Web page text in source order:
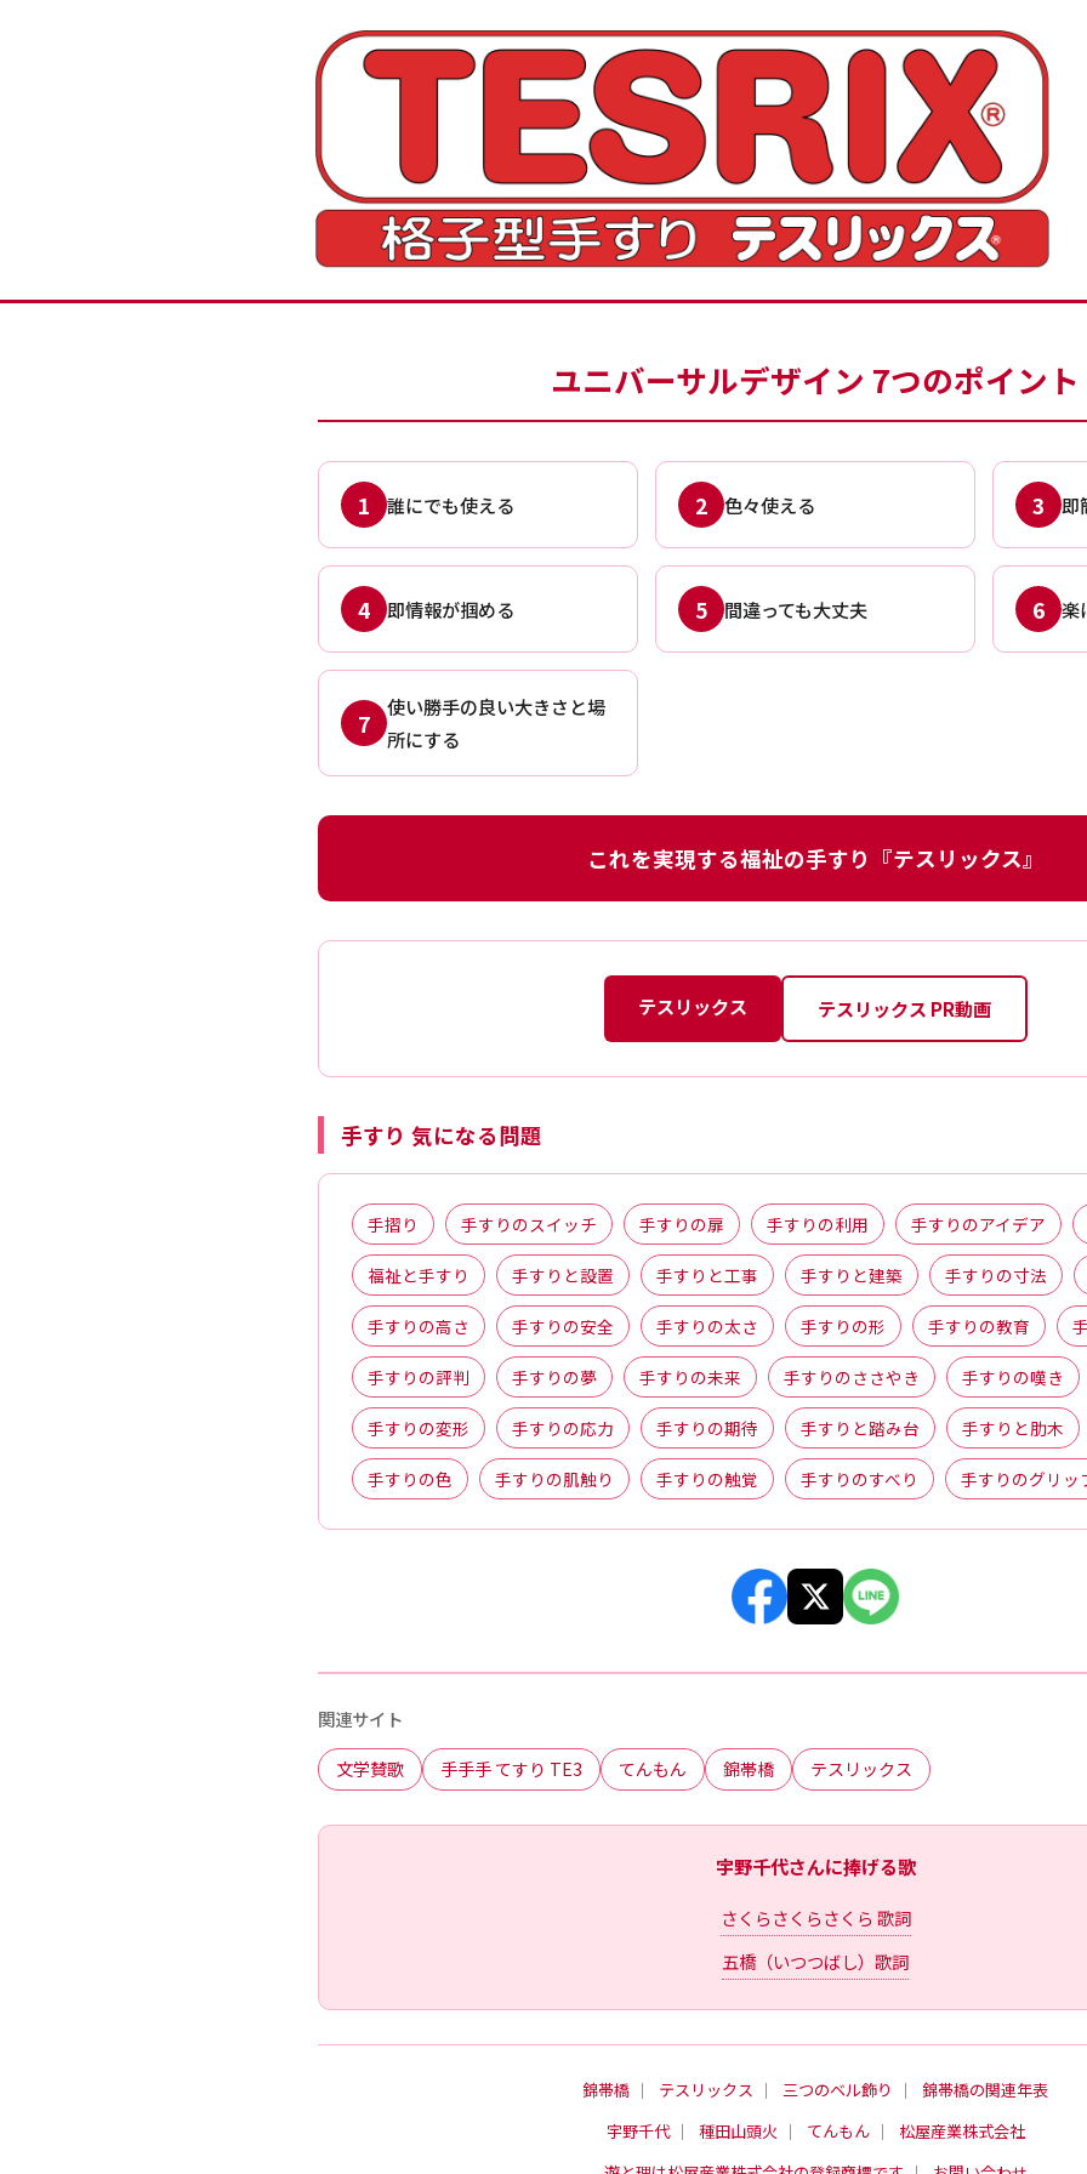
ユニバーサルデザイン 7つのポイント
1 誰にでも使える 2 色々使える 3 即
4 即情報が掴める 5 間違っても大丈夫 6 楽
7
使い勝手の良い大きさと場
所にする
これを実現する福祉の手すり『テスリックス』
テスリックス テスリックス PR動画
手すり 気になる問題
手摺り 手すりのスイッチ 手すりの扉 手すりの利用 手すりのアイデア
福祉と手すり 手すりと設置 手すりと工事 手すりと建築 手すりの寸法
手すりの高さ 手すりの安全 手すりの太さ 手すりの形 手すりの教育
手すりの評判 手すりの夢 手すりの未来 手すりのささやき 手すりの嘆き
手すりの変形 手すりの応力 手すりの期待 手すりと踏み台 手すりと肋木
手すりの色 手すりの肌触り 手すりの触覚 手すりのすべり 手すりのグリッ
関連サイト
文学賛歌 手手手 てすり TE3 てんもん 錦帯橋 テスリックス
宇野千代さんに捧げる歌
さくらさくらさくら 歌詞
五橋（いつつばし）歌詞
錦帯橋 ｜ テスリックス ｜ 三つのベル飾り ｜
錦帯橋の関連年表
宇野千代 ｜ 種田山頭火 ｜ てんもん ｜
松屋産業株式会社